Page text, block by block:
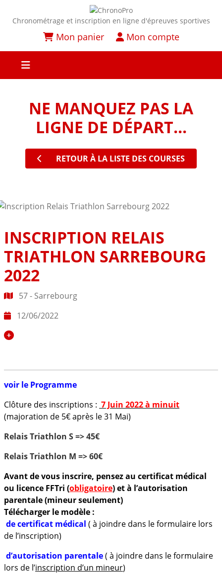
Chronométrage et inscription en ligne d'épreuves sportives
Mon panier Mon compte
NE MANQUEZ PAS LA
LIGNE DE DÉPART...
RETOUR À LA LISTE DES COURSES
INSCRIPTION RELAIS
TRIATHLON SARREBOURG
2022
57 - Sarrebourg
12/06/2022
voir le Programme
Clôture des inscriptions : 7 Juin 2022 à minuit
(majoration de 5€ après le 31 Mai)
Relais Triathlon S => 45€
Relais Triathlon M => 60€
Avant de vous inscrire, pensez au certificat médical
ou licence FFTri (obligatoire) et à l’autorisation
parentale (mineur seulement)
Télécharger le modèle :
de certificat médical ( à joindre dans le formulaire lors
de l’inscription)
d’autorisation parentale( à joindre dans le formulaire
lors de l’inscription d’un mineur)